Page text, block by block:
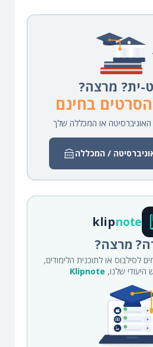
ית? מרצה?
בחינם
או המכללה שלך
/ המכללה
klipnote
מרצה?
לסילבוס או לתוכנית הלימודים,
היעודי שלנו, Klipnote